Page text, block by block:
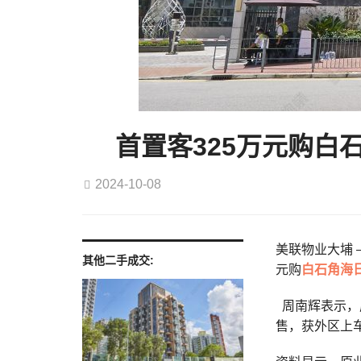
首置客325万元购白
2024-10-08
其他二手成交:
美联物业大埔
元购白石角海
周南辉表示
售，获外区上